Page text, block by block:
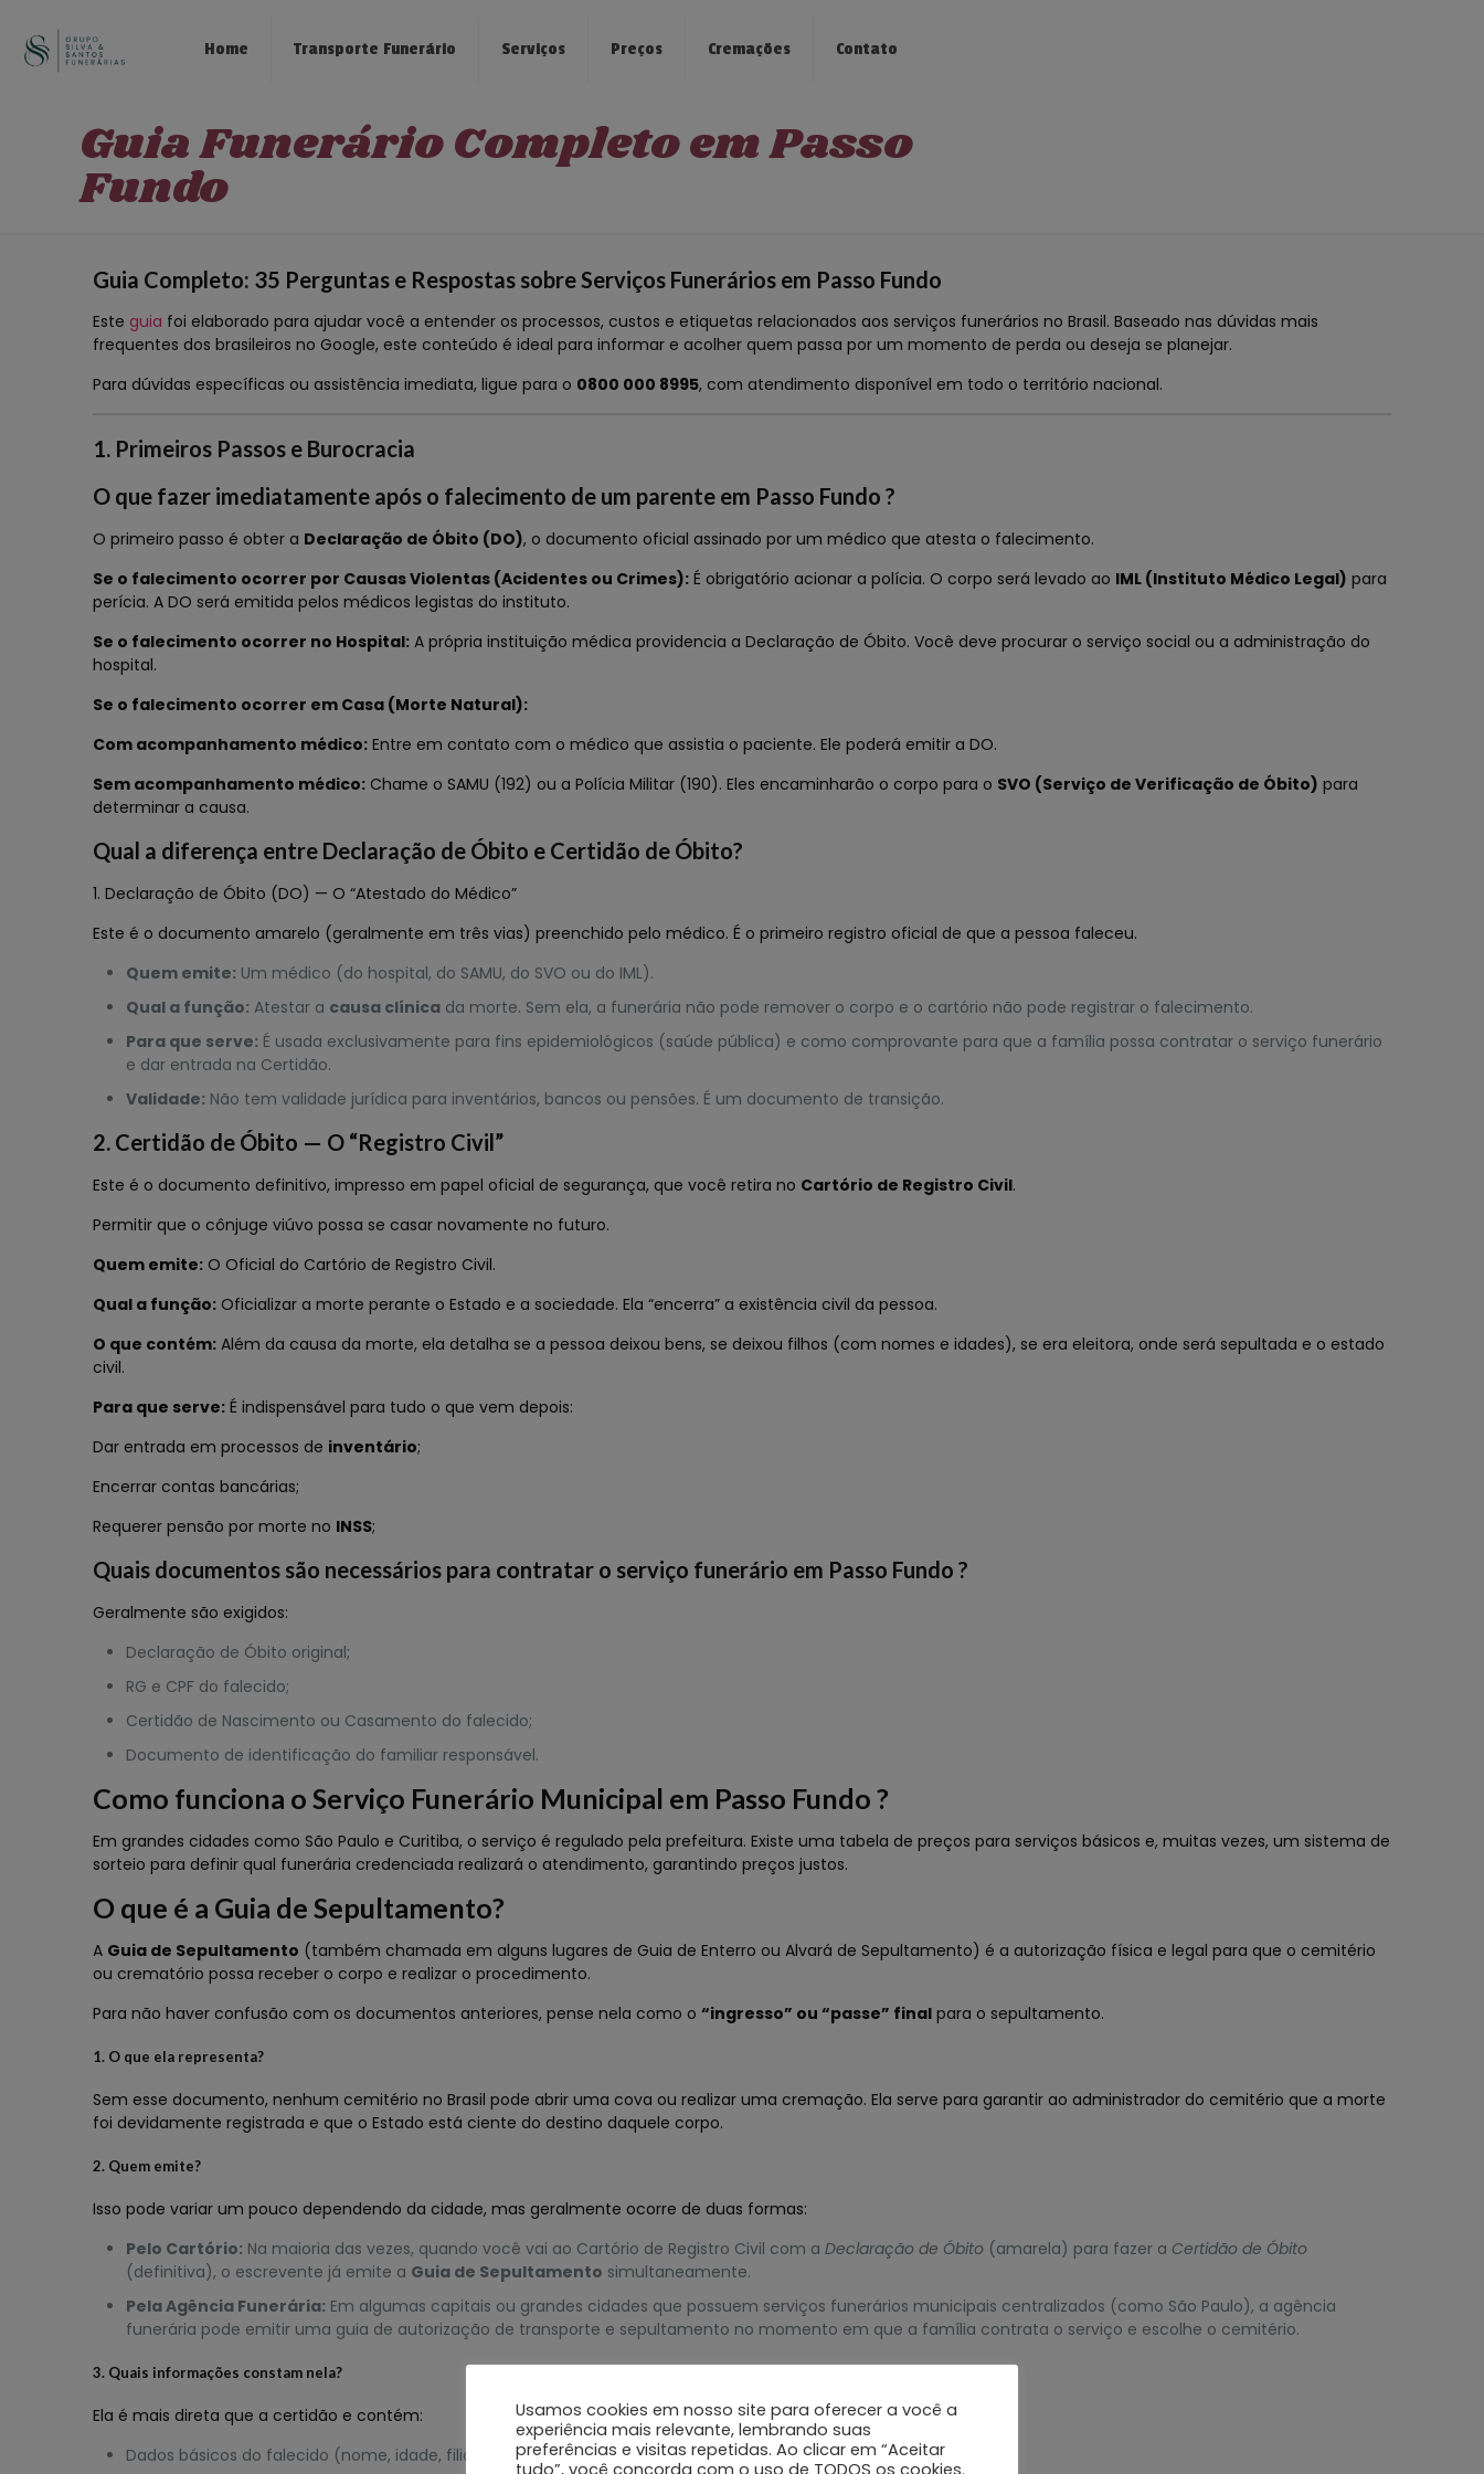
Home Transporte Funerário Serviços Preços Cremações Contato
Guia Funerário Completo em Passo
Fundo
Guia Completo: 35 Perguntas e Respostas sobre Serviços Funerários em Passo Fundo
Este guia foi elaborado para ajudar você a entender os processos, custos e etiquetas relacionados aos serviços funerários no Brasil. Baseado nas dúvidas mais
frequentes dos brasileiros no Google, este conteúdo é ideal para informar e acolher quem passa por um momento de perda ou deseja se planejar.
Para dúvidas específicas ou assistência imediata, ligue para o 0800 000 8995, com atendimento disponível em todo o território nacional.
1. Primeiros Passos e Burocracia
O que fazer imediatamente após o falecimento de um parente em Passo Fundo ?
O primeiro passo é obter a Declaração de Óbito (DO), o documento oficial assinado por um médico que atesta o falecimento.
Se o falecimento ocorrer por Causas Violentas (Acidentes ou Crimes): É obrigatório acionar a polícia. O corpo será levado ao IML (Instituto Médico Legal) para
perícia. A DO será emitida pelos médicos legistas do instituto.
Se o falecimento ocorrer no Hospital: A própria instituição médica providencia a Declaração de Óbito. Você deve procurar o serviço social ou a administração do
hospital.
Se o falecimento ocorrer em Casa (Morte Natural):
Com acompanhamento médico: Entre em contato com o médico que assistia o paciente. Ele poderá emitir a DO.
Sem acompanhamento médico: Chame o SAMU (192) ou a Polícia Militar (190). Eles encaminharão o corpo para o SVO (Serviço de Verificação de Óbito) para
determinar a causa.
Qual a diferença entre Declaração de Óbito e Certidão de Óbito?
1. Declaração de Óbito (DO) — O “Atestado do Médico”
Este é o documento amarelo (geralmente em três vias) preenchido pelo médico. É o primeiro registro oficial de que a pessoa faleceu.
Quem emite: Um médico (do hospital, do SAMU, do SVO ou do IML).
Qual a função: Atestar a causa clínica da morte. Sem ela, a funerária não pode remover o corpo e o cartório não pode registrar o falecimento.
Para que serve: É usada exclusivamente para fins epidemiológicos (saúde pública) e como comprovante para que a família possa contratar o serviço funerário
e dar entrada na Certidão.
Validade: Não tem validade jurídica para inventários, bancos ou pensões. É um documento de transição.
2. Certidão de Óbito — O “Registro Civil”
Este é o documento definitivo, impresso em papel oficial de segurança, que você retira no Cartório de Registro Civil.
Permitir que o cônjuge viúvo possa se casar novamente no futuro.
Quem emite: O Oficial do Cartório de Registro Civil.
Qual a função: Oficializar a morte perante o Estado e a sociedade. Ela “encerra” a existência civil da pessoa.
O que contém: Além da causa da morte, ela detalha se a pessoa deixou bens, se deixou filhos (com nomes e idades), se era eleitora, onde será sepultada e o estado
civil.
Para que serve: É indispensável para tudo o que vem depois:
Dar entrada em processos de inventário;
Encerrar contas bancárias;
Requerer pensão por morte no INSS;
Quais documentos são necessários para contratar o serviço funerário em Passo Fundo ?
Geralmente são exigidos:
Declaração de Óbito original;
RG e CPF do falecido;
Certidão de Nascimento ou Casamento do falecido;
Documento de identificação do familiar responsável.
Como funciona o Serviço Funerário Municipal em Passo Fundo ?
Em grandes cidades como São Paulo e Curitiba, o serviço é regulado pela prefeitura. Existe uma tabela de preços para serviços básicos e, muitas vezes, um sistema de
sorteio para definir qual funerária credenciada realizará o atendimento, garantindo preços justos.
O que é a Guia de Sepultamento?
A Guia de Sepultamento (também chamada em alguns lugares de Guia de Enterro ou Alvará de Sepultamento) é a autorização física e legal para que o cemitério
ou crematório possa receber o corpo e realizar o procedimento.
Para não haver confusão com os documentos anteriores, pense nela como o “ingresso” ou “passe” final para o sepultamento.
1. O que ela representa?
Sem esse documento, nenhum cemitério no Brasil pode abrir uma cova ou realizar uma cremação. Ela serve para garantir ao administrador do cemitério que a morte
foi devidamente registrada e que o Estado está ciente do destino daquele corpo.
2. Quem emite?
Isso pode variar um pouco dependendo da cidade, mas geralmente ocorre de duas formas:
Pelo Cartório: Na maioria das vezes, quando você vai ao Cartório de Registro Civil com a Declaração de Óbito (amarela) para fazer a Certidão de Óbito
(definitiva), o escrevente já emite a Guia de Sepultamento simultaneamente.
Pela Agência Funerária: Em algumas capitais ou grandes cidades que possuem serviços funerários municipais centralizados (como São Paulo), a agência
funerária pode emitir uma guia de autorização de transporte e sepultamento no momento em que a família contrata o serviço e escolhe o cemitério.
3. Quais informações constam nela?
Ela é mais direta que a certidão e contém:
Dados básicos do falecido (nome, idade, filiação);
Usamos cookies em nosso site para oferecer a você a
experiência mais relevante, lembrando suas
preferências e visitas repetidas. Ao clicar em “Aceitar
tudo”, você concorda com o uso de TODOS os cookies.